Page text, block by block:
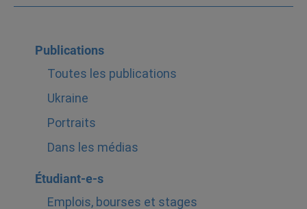
Publications
Toutes les publications
Ukraine
Portraits
Dans les médias
Étudiant-e-s
Emplois, bourses et stages